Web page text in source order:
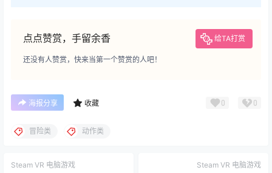
点点赞赏，手留余香 给TA打赏
还没有人赞赏，快来当第一个赞赏的人吧！
海报分享 收藏 0 0
冒险类 动作类
Steam VR 电脑游戏 Steam VR 电脑游戏